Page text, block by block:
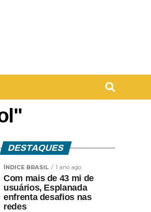
DESTAQUES
ÍNDICE BRASIL 1 ano ago
Com mais de 43 mi de
usuários, Esplanada
enfrenta desafios nas
redes